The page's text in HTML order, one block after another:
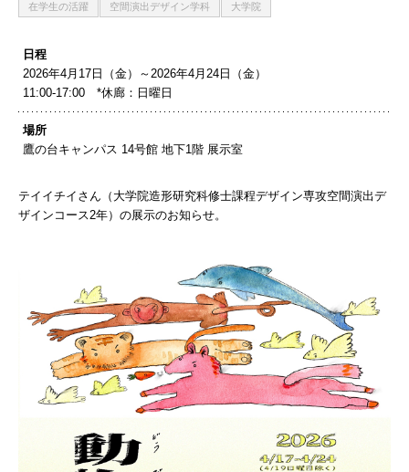
在学生の活躍
空間演出デザイン学科 大学院
日程
2026年4月17日（金）～2026年4月24日（金）
11:00-17:00 *休廊：日曜日
場所
鷹の台キャンパス 14号館 地下1階 展示室
テイイチイさん（大学院造形研究科修士課程デザイン専攻空間演出デ
ザインコース2年）の展示のお知らせ。